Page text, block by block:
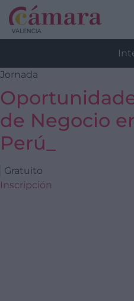
Jornada
de Negocio
Perú_
Gratuito
Inscripción